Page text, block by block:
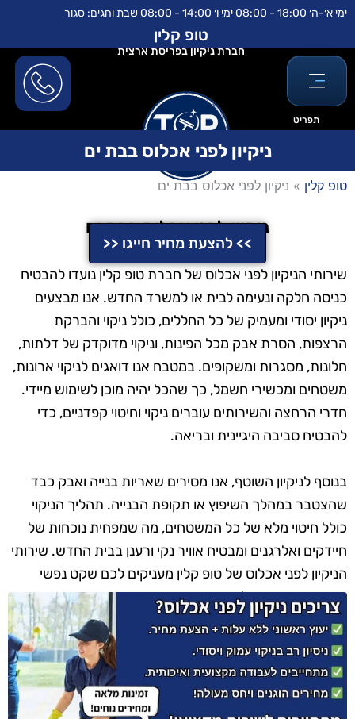
לתוכן
דילוג
ימי א׳-ה׳ 18:00 - 08:00 ימי ו׳ 14:00 - 08:00 שבת וחגים: סגור
תפריט
טופ קלין
חברת ניקיון בפריסת ארצית
ניקיון לפני אכלוס בבת ים
טופ קלין » ניקיון לפני אכלוס בבת ים
ניקיון לפני אכלוס בבת ים
>> להצעת מחיר חייגו <<
שירותי הניקיון לפני אכלוס של חברת טופ קלין נועדו להבטיח
כניסה חלקה ונעימה לבית או למשרד החדש. אנו מבצעים
ניקיון יסודי ומעמיק של כל החללים, כולל ניקוי והברקת
הרצפות, הסרת אבק מכל הפינות, וניקוי מדוקדק של דלתות,
חלונות, מסגרות ומשקופים. במטבח אנו דואגים לניקוי ארונות,
משטחים ומכשירי חשמל, כך שהכל יהיה מוכן לשימוש מיידי.
חדרי הרחצה והשירותים עוברים ניקוי וחיטוי קפדניים, כדי
להבטיח סביבה היגיינית ובריאה.
בנוסף לניקיון השוטף, אנו מסירים שאריות בנייה ואבק כבד
שהצטבר במהלך השיפוץ או תקופת הבנייה. תהליך הניקוי
כולל חיטוי מלא של כל המשטחים, מה שמפחית נוכחות של
חיידקים ואלרגנים ומבטיח אוויר נקי ורענן בבית החדש. שירותי
הניקיון לפני אכלוס של טופ קלין מעניקים לכם שקט נפשי
ומאפשרים כניסה למבנה נקי, מבריק ומזמין מהיום הראשון.